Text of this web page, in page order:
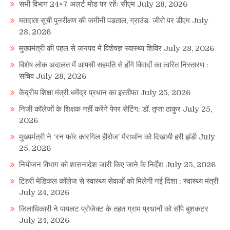
सभी विभाग 24×7 अलर्ट मोड पर रहेंः सीएम July 28, 2026
मतदाता सूची पुनरीक्षण की जमीनी पड़ताल, ग्राउंड जीरो पर डीएम July
28, 2026
मुख्यमंत्री की पहल से जनपद में विशेषज्ञ स्वास्थ्य शिविर July 28, 2026
विशेष लोक अदालत में आपसी सहमति से होंगे विवादों का त्वरित निस्तारण :
सचिव July 28, 2026
केंद्रीय शिक्षा मंत्री धमेंद्र प्रधान का इस्तीफा July 25, 2026
निजी कॉलेजों के शिक्षक नहीं करेंगे पेपर सेटिंग: डॉ. तृप्ता ठाकुर July 25,
2026
मुख्यमंत्री ने ‘रन फॉर कारगिल हीरोज’ मैराथॉन को दिखायी हरी झंडी July
25, 2026
नियोजन विभाग को शासनादेश जारी किए जाने के निर्देश July 25, 2026
टिहरी मेडिकल कॉलेज से स्वास्थ्य सेवाओं को मिलेगी नई दिशा : स्वास्थ्य मंत्री
July 24, 2026
जिलाधिकारी ने पायलट प्रोजेक्ट के तहत ग्राम प्रधानों को सौंपे बुशकटर
July 24, 2026